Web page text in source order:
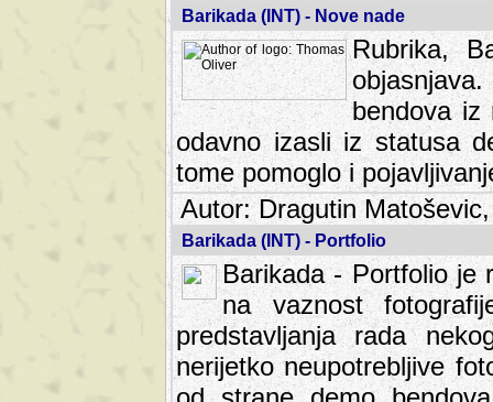
Barikada (INT) - Nove nade
Rubrika,
bendova iz
odavno izasli iz statusa
tome pomoglo i
Autor: Dragutin
Barikada (INT) - Portfolio
Barikada - Portfolio je
na vaznost
predstavljanja rada
nerijetko neupotrebljive